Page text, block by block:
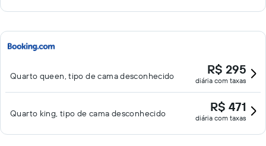
Quarto queen, tipo de cama desconhecido R$ 295
diária com taxas
Quarto king, tipo de cama desconhecido R$ 471
diária com taxas